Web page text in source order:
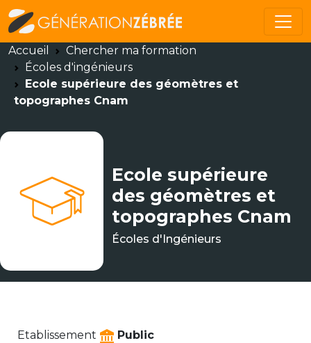
Accueil
Chercher ma formation
Écoles d'ingénieurs
Ecole supérieure des géomètres et
topographes Cnam
Ecole supérieure
des géomètres et
topographes Cnam
Écoles d'Ingénieurs
Etablissement
Public